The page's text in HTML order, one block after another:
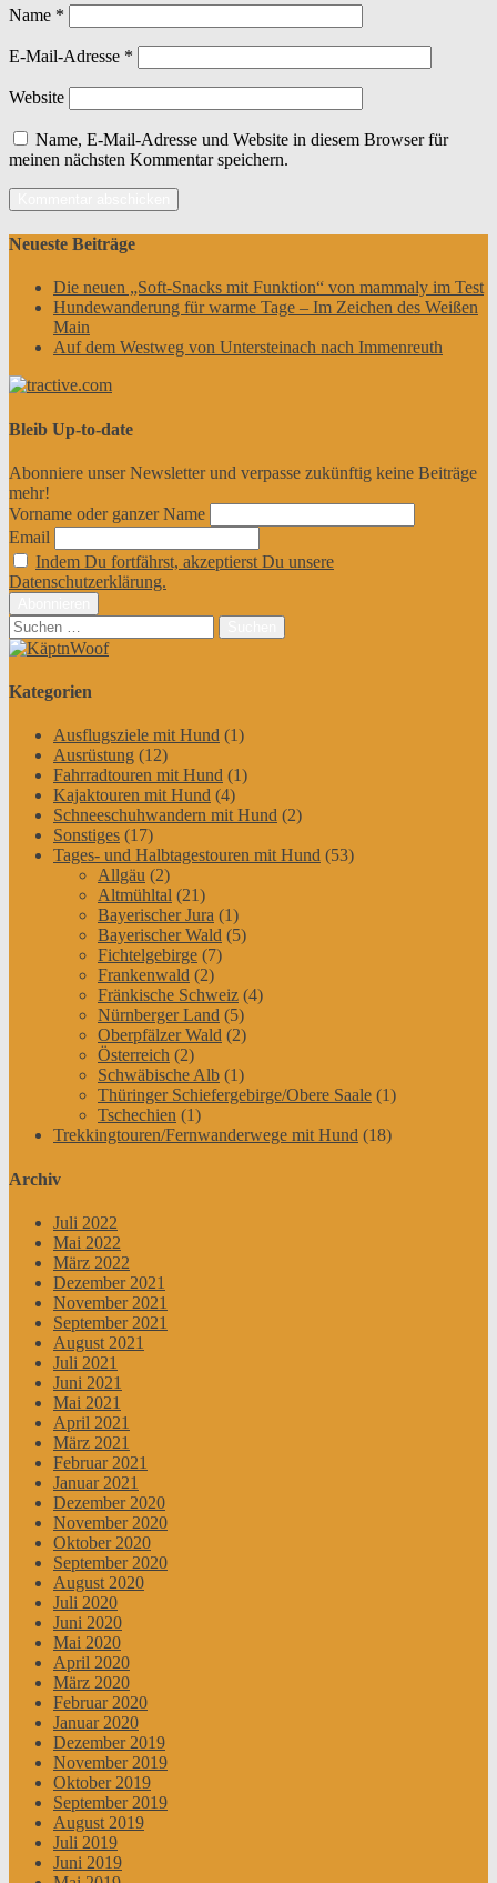
Name *
E-Mail-Adresse *
Website
Name, E-Mail-Adresse und Website in diesem Browser für
meinen nächsten Kommentar speichern.
Neueste Beiträge
Die neuen „Soft-Snacks mit Funktion“ von mammaly im Test
Hundewanderung für warme Tage – Im Zeichen des Weißen
Main
Auf dem Westweg von Untersteinach nach Immenreuth
Bleib Up-to-date
Abonniere unser Newsletter und verpasse zukünftig keine Beiträge
mehr!
Vorname oder ganzer Name
Email
Indem Du fortfährst, akzeptierst Du unsere
Datenschutzerklärung.
Suchen
nach:
Kategorien
Ausflugsziele mit Hund (1)
Ausrüstung (12)
Fahrradtouren mit Hund (1)
Kajaktouren mit Hund (4)
Schneeschuhwandern mit Hund (2)
Sonstiges (17)
Tages- und Halbtagestouren mit Hund (53)
Allgäu (2)
Altmühltal (21)
Bayerischer Jura (1)
Bayerischer Wald (5)
Fichtelgebirge (7)
Frankenwald (2)
Fränkische Schweiz (4)
Nürnberger Land (5)
Oberpfälzer Wald (2)
Österreich (2)
Schwäbische Alb (1)
Thüringer Schiefergebirge/Obere Saale (1)
Tschechien (1)
Trekkingtouren/Fernwanderwege mit Hund (18)
Archiv
Juli 2022
Mai 2022
März 2022
Dezember 2021
November 2021
September 2021
August 2021
Juli 2021
Juni 2021
Mai 2021
April 2021
März 2021
Februar 2021
Januar 2021
Dezember 2020
November 2020
Oktober 2020
September 2020
August 2020
Juli 2020
Juni 2020
Mai 2020
April 2020
März 2020
Februar 2020
Januar 2020
Dezember 2019
November 2019
Oktober 2019
September 2019
August 2019
Juli 2019
Juni 2019